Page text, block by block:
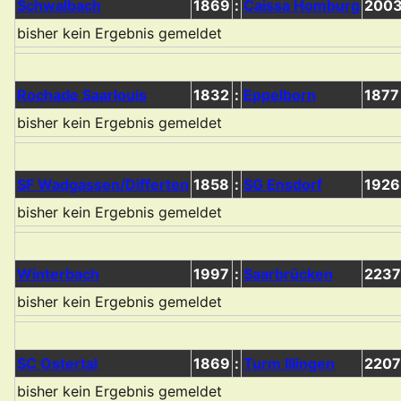
Schwalbach 1869 : Caissa Homburg
bisher kein Ergebnis gemeldet
Rochade Saarlouis 1832 : Eppelborn
1877
bisher kein Ergebnis gemeldet
SF Wadgassen/Differten 1858 : SG Ensdorf
1926
bisher kein Ergebnis gemeldet
Winterbach 1997 : Saarbrücken
2237
bisher kein Ergebnis gemeldet
SC Ostertal 1869 : Turm Illingen
2207
bisher kein Ergebnis gemeldet